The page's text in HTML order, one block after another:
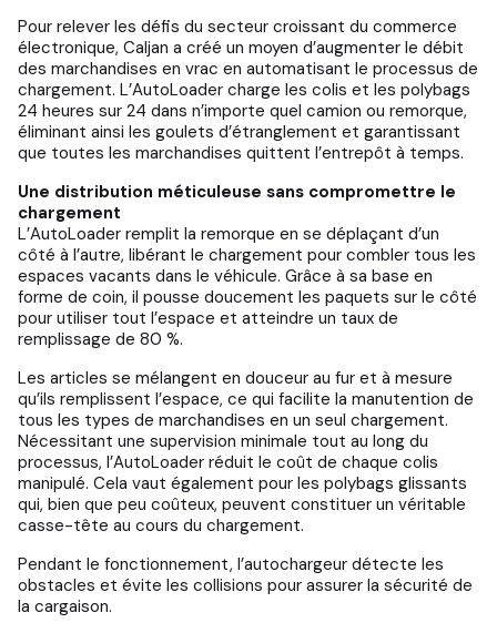
Pour relever les défis du secteur croissant du commerce
électronique, Caljan a créé un moyen d’augmenter le débit
des marchandises en vrac en automatisant le processus de
chargement. L’AutoLoader charge les colis et les polybags
24 heures sur 24 dans n’importe quel camion ou remorque,
éliminant ainsi les goulets d’étranglement et garantissant
que toutes les marchandises quittent l’entrepôt à temps.
Une distribution méticuleuse sans compromettre le
chargement
L’AutoLoader remplit la remorque en se déplaçant d’un
côté à l’autre, libérant le chargement pour combler tous les
espaces vacants dans le véhicule. Grâce à sa base en
forme de coin, il pousse doucement les paquets sur le côté
pour utiliser tout l’espace et atteindre un taux de
remplissage de 80 %.
Les articles se mélangent en douceur au fur et à mesure
qu’ils remplissent l’espace, ce qui facilite la manutention de
tous les types de marchandises en un seul chargement.
Nécessitant une supervision minimale tout au long du
processus, l’AutoLoader réduit le coût de chaque colis
manipulé. Cela vaut également pour les polybags glissants
qui, bien que peu coûteux, peuvent constituer un véritable
casse-tête au cours du chargement.
Pendant le fonctionnement, l’autochargeur détecte les
obstacles et évite les collisions pour assurer la sécurité de
la cargaison.